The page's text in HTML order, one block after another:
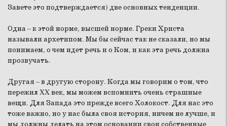
Завете это подтверждается) две основных тенденции.
Одна – к этой норме, высшей норме. Греки Христа
называли архетипом. Мы бы сейчас так не сказали, но мы
понимаем, о чем идет речь и о Ком, и как эта речь должна
прозвучать.
Другая – в другую сторону. Когда мы говорим о том, что
пережил XX век, мы можем вспомнить очень страшные
вещи. Для Запада это прежде всего Холокост. Для нас это
тоже важно, но у нас была своя история, ничем не лучше, и